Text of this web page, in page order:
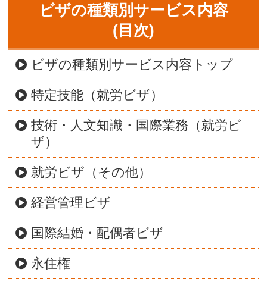
ビザの種類別サービス内容
(目次)
ビザの種類別サービス内容トップ
特定技能（就労ビザ）
技術・人文知識・国際業務（就労ビ
ザ）
就労ビザ（その他）
経営管理ビザ
国際結婚・配偶者ビザ
永住権